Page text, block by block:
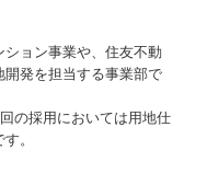
ョン事業や、住友不動
発を担当する事業部で
の採用においては用地仕
。